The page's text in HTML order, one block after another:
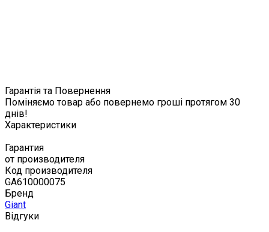
Гарантія та Повернення
Поміняємо товар або повернемо гроші протягом 30
днів!
Характеристики
Гарантия
от производителя
Код производителя
GA610000075
Бренд
Giant
Відгуки